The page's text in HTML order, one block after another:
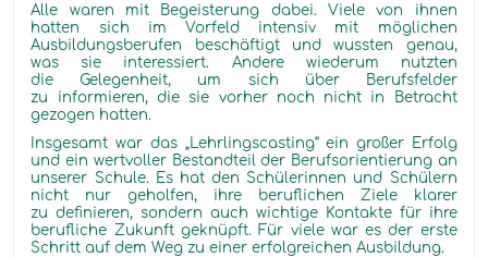
Alle waren mit Begeisterung dabei. Viele von ihnen
hatten sich im Vorfeld intensiv mit möglichen
Ausbildungsberufen beschäftigt und wussten genau,
was sie interessiert. Andere wiederum nutzten
die Gelegenheit, um sich über Berufsfelder
zu informieren, die sie vorher noch nicht in Betracht
gezogen hatten.
Insgesamt war das „Lehrlingscasting“ ein großer Erfolg
und ein wertvoller Bestandteil der Berufsorientierung an
unserer Schule. Es hat den Schülerinnen und Schülern
nicht nur geholfen, ihre beruflichen Ziele klarer
zu definieren, sondern auch wichtige Kontakte für ihre
berufliche Zukunft geknüpft. Für viele war es der erste
Schritt auf dem Weg zu einer erfolgreichen Ausbildung.